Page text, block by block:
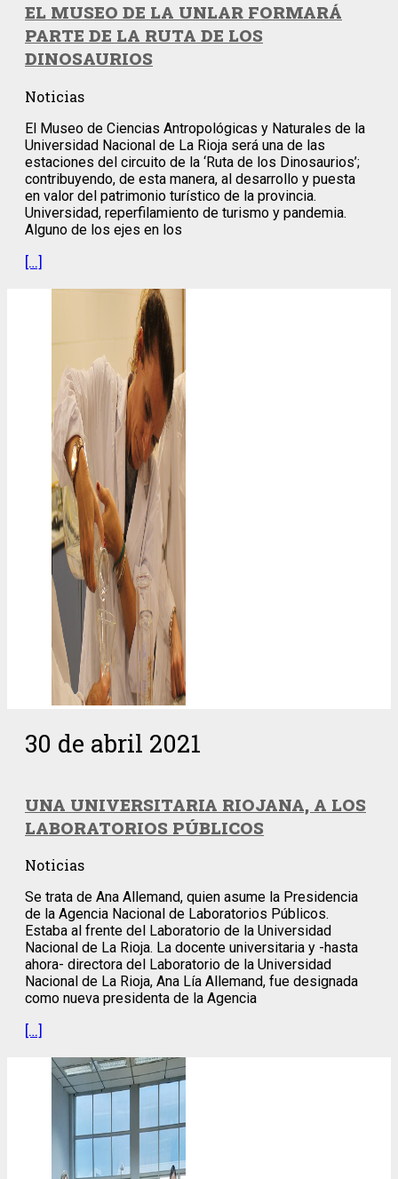
EL MUSEO DE LA UNLAR FORMARÁ
PARTE DE LA RUTA DE LOS
DINOSAURIOS
Noticias
El Museo de Ciencias Antropológicas y Naturales de la
Universidad Nacional de La Rioja será una de las
estaciones del circuito de la ‘Ruta de los Dinosaurios’;
contribuyendo, de esta manera, al desarrollo y puesta
en valor del patrimonio turístico de la provincia.
Universidad, reperfilamiento de turismo y pandemia.
Alguno de los ejes en los
[…]
30 de abril 2021
UNA UNIVERSITARIA RIOJANA, A LOS
LABORATORIOS PÚBLICOS
Noticias
Se trata de Ana Allemand, quien asume la Presidencia
de la Agencia Nacional de Laboratorios Públicos.
Estaba al frente del Laboratorio de la Universidad
Nacional de La Rioja. La docente universitaria y -hasta
ahora- directora del Laboratorio de la Universidad
Nacional de La Rioja, Ana Lía Allemand, fue designada
como nueva presidenta de la Agencia
[…]